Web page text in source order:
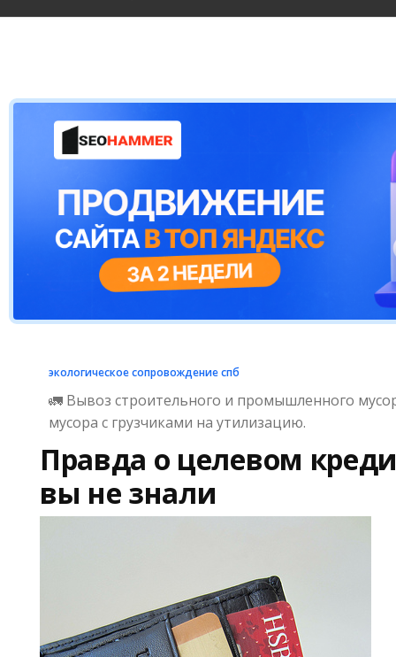
экологическое сопровождение спб
🚛 Вывоз строительного и промышленного
мусора с грузчиками на утилизацию.
Правда о целевом
вы не знали